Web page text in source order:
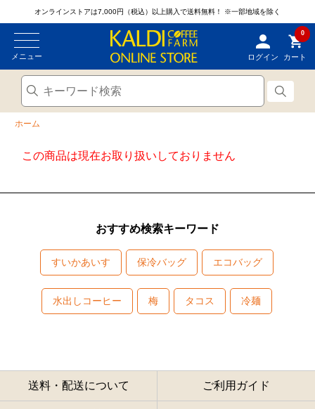
オンラインストアは7,000円（税込）以上購入で送料無料！ ※一部地域を除く
メニュー ログイン
0
カート
ホーム
この商品は現在お取り扱いしておりません
おすすめ検索キーワード
すいかあいす 保冷バッグ エコバッグ
水出しコーヒー 梅 タコス 冷麺
送料・配送について ご利用ガイド